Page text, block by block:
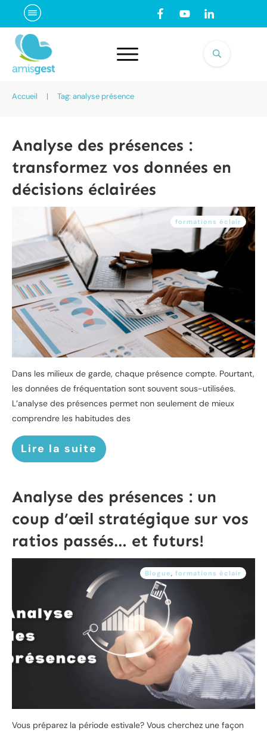
Accueil | Tag: analyse présence
Analyse des présences :
transformez vos données en
décisions éclairées
formations éclair
Dans les milieux de garde, chaque présence compte. Pourtant,
les données de fréquentation sont souvent sous-utilisées.
L’analyse des présences permet non seulement de mieux
comprendre les habitudes des
Lire la suite
Analyse des présences : un
coup d’œil stratégique sur vos
ratios passés… et futurs!
Blogue, formations éclair
Vous préparez la période estivale? Vous cherchez une façon